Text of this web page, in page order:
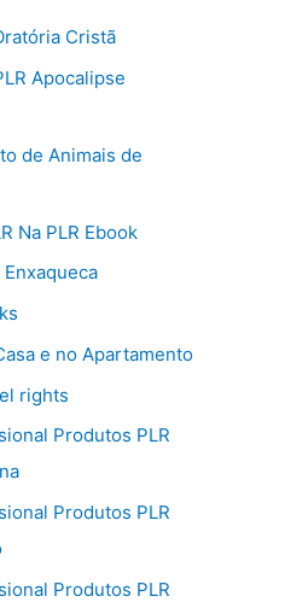
Cristã
Apocalipse
de Animais de
Na PLR Ebook
Enxaqueca
e no Apartamento
rights
Produtos PLR
Produtos PLR
Produtos PLR